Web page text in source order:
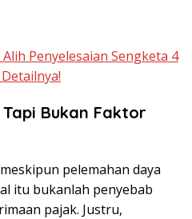
Penyelesaian Sengketa 4
Bukan Faktor
pelemahan daya
itu bukanlah penyebab
pajak. Justru,